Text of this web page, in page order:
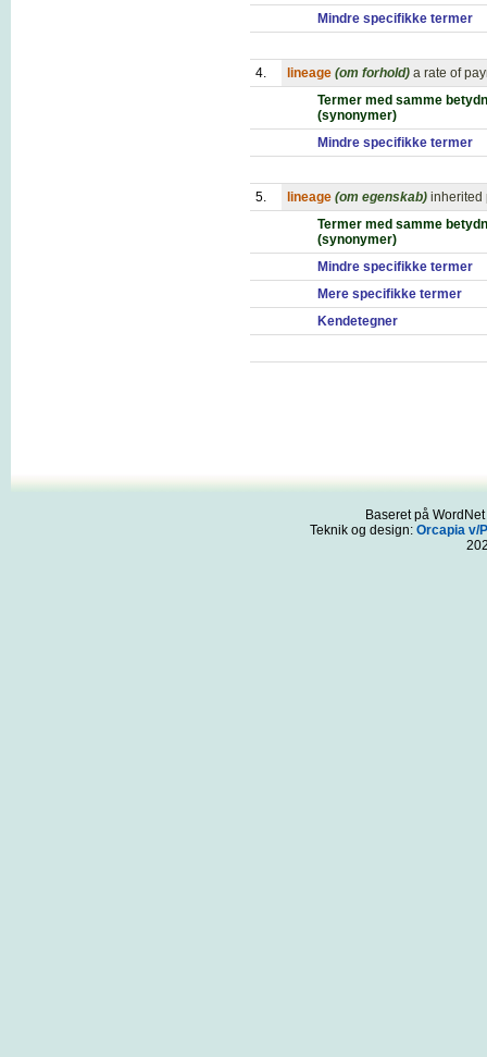
Mindre specifikke termer
4. lineage (om forhold) a rate of
Termer med samme
(synonymer)
Mindre specifikke termer
5. lineage (om egenskab) inherited
Termer med samme
(synonymer)
Mindre specifikke termer
Mere specifikke termer
Kendetegner
Baseret på
Teknik og design: Orcapia v/